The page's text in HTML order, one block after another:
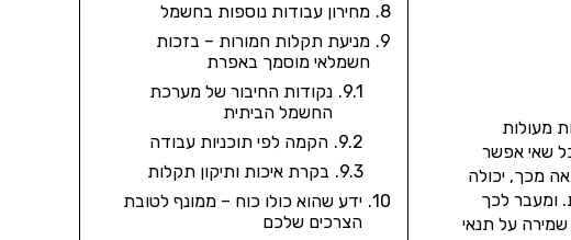
מעולות
שאי אפשר
מכך, יכולה
ומעבר לכך
על תנאי
מחירון עבודות נוספות בחשמל
מניעת תקלות חמורות – בזכות
חשמלאי מוסמך באפרת
נקודות החיבור של מערכת
החשמל הביתית
הקמה לפי תוכניות עבודה
בקרת איכות ותיקון תקלות
ידע שהוא כולו כוח – ממונף לטובת
הצרכים שלכם